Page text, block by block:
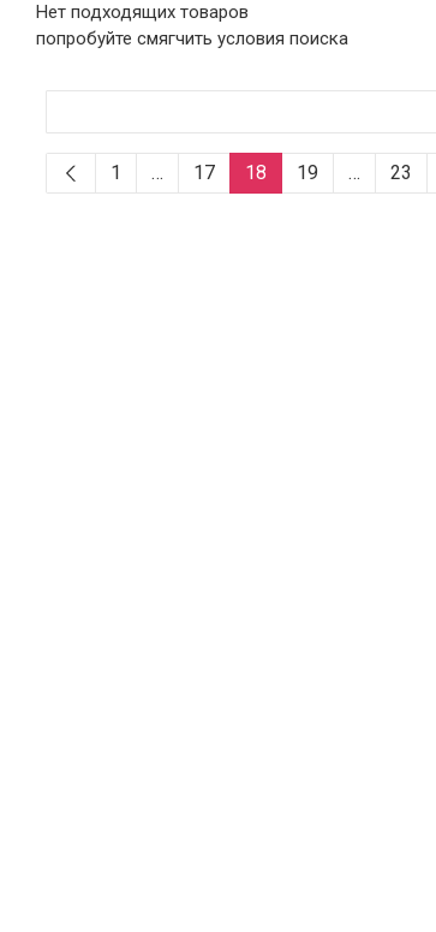
Нет подходящих товаров
попробуйте смягчить условия поиска
1 … 17 18 19 … 23